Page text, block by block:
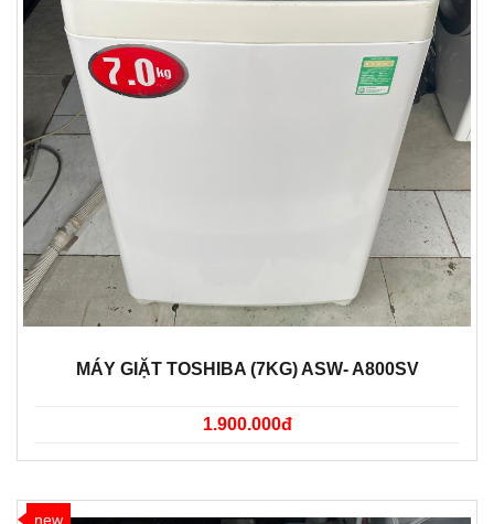
MÁY GIẶT TOSHIBA (7KG) ASW- A800SV
1.900.000đ
new